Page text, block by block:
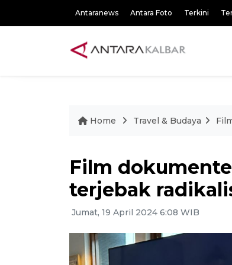
Antaranews Antara Foto Terkini
Home Travel & Budaya
Film
terjebak
Jumat, 19 April 2024 6:08 WIB